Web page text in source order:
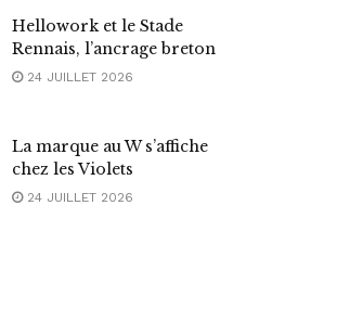
Hellowork et le Stade
Rennais, l’ancrage breton
24 JUILLET 2026
La marque au W s’affiche
chez les Violets
24 JUILLET 2026